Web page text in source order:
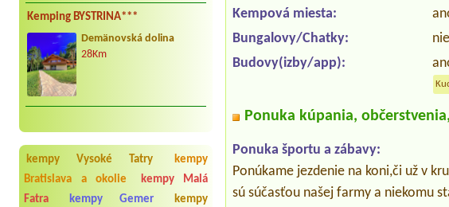
Kemping BYSTRINA***
Demänovská dolina
28Km
kempy Vysoké Tatry
kempy
Bratislava a okolie
kempy Malá
Fatra
kempy Gemer
kempy
Kempová miesta:
Bungalovy/Chatky:
nie
Budovy(izby/app):
Ponuka kúpania,
Ponuka športu a zábavy:
Ponúkame jezdenie na koni,či už v
sú súčasťou našej farmy a niekomu